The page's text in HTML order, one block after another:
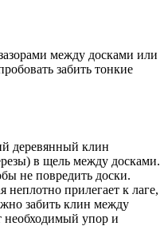
между досками или
забить тонкие
деревянный клин
в щель между досками.
не повредить доски.
неплотно прилегает к лаге,
забить клин между
необходимый упор и